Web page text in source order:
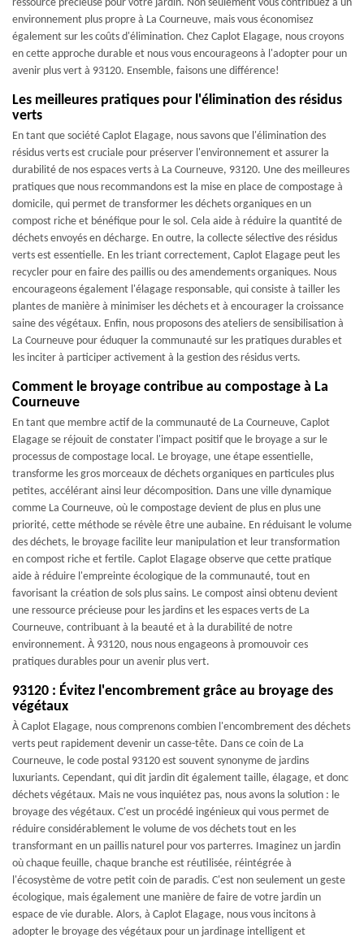
ressource précieuse pour votre jardin. Non seulement vous contribuez à un
environnement plus propre à La Courneuve, mais vous économisez
également sur les coûts d'élimination. Chez Caplot Elagage, nous croyons
en cette approche durable et nous vous encourageons à l'adopter pour un
avenir plus vert à 93120. Ensemble, faisons une différence!
Les meilleures pratiques pour l'élimination des résidus
verts
En tant que société Caplot Elagage, nous savons que l'élimination des
résidus verts est cruciale pour préserver l'environnement et assurer la
durabilité de nos espaces verts à La Courneuve, 93120. Une des meilleures
pratiques que nous recommandons est la mise en place de compostage à
domicile, qui permet de transformer les déchets organiques en un
compost riche et bénéfique pour le sol. Cela aide à réduire la quantité de
déchets envoyés en décharge. En outre, la collecte sélective des résidus
verts est essentielle. En les triant correctement, Caplot Elagage peut les
recycler pour en faire des paillis ou des amendements organiques. Nous
encourageons également l'élagage responsable, qui consiste à tailler les
plantes de manière à minimiser les déchets et à encourager la croissance
saine des végétaux. Enfin, nous proposons des ateliers de sensibilisation à
La Courneuve pour éduquer la communauté sur les pratiques durables et
les inciter à participer activement à la gestion des résidus verts.
Comment le broyage contribue au compostage à La
Courneuve
En tant que membre actif de la communauté de La Courneuve, Caplot
Elagage se réjouit de constater l'impact positif que le broyage a sur le
processus de compostage local. Le broyage, une étape essentielle,
transforme les gros morceaux de déchets organiques en particules plus
petites, accélérant ainsi leur décomposition. Dans une ville dynamique
comme La Courneuve, où le compostage devient de plus en plus une
priorité, cette méthode se révèle être une aubaine. En réduisant le volume
des déchets, le broyage facilite leur manipulation et leur transformation
en compost riche et fertile. Caplot Elagage observe que cette pratique
aide à réduire l'empreinte écologique de la communauté, tout en
favorisant la création de sols plus sains. Le compost ainsi obtenu devient
une ressource précieuse pour les jardins et les espaces verts de La
Courneuve, contribuant à la beauté et à la durabilité de notre
environnement. À 93120, nous nous engageons à promouvoir ces
pratiques durables pour un avenir plus vert.
93120 : Évitez l'encombrement grâce au broyage des
végétaux
À Caplot Elagage, nous comprenons combien l'encombrement des déchets
verts peut rapidement devenir un casse-tête. Dans ce coin de La
Courneuve, le code postal 93120 est souvent synonyme de jardins
luxuriants. Cependant, qui dit jardin dit également taille, élagage, et donc
déchets végétaux. Mais ne vous inquiétez pas, nous avons la solution : le
broyage des végétaux. C'est un procédé ingénieux qui vous permet de
réduire considérablement le volume de vos déchets tout en les
transformant en un paillis naturel pour vos parterres. Imaginez un jardin
où chaque feuille, chaque branche est réutilisée, réintégrée à
l'écosystème de votre petit coin de paradis. C'est non seulement un geste
écologique, mais également une manière de faire de votre jardin un
espace de vie durable. Alors, à Caplot Elagage, nous vous incitons à
adopter le broyage des végétaux pour un jardinage intelligent et